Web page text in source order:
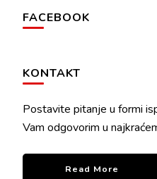
FACEBOOK
KONTAKT
Postavite pitanje u formi
Vam odgovorim u
Read More